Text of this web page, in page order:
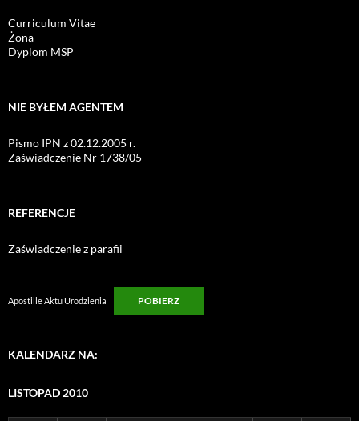
Curriculum Vitae
Żona
Dyplom MSP
NIE BYŁEM AGENTEM
Pismo IPN z 02.12.2005 r.
Zaświadczenie Nr 1738/05
REFERENCJE
Zaświadczenie z parafii
Apostille Aktu Urodzienia POBIERZ
KALENDARZ NA:
LISTOPAD 2010